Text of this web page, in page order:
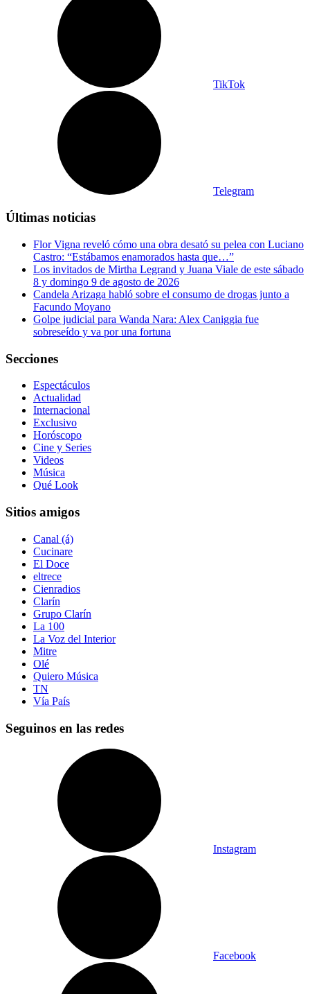
TikTok
Telegram
Últimas noticias
Flor Vigna reveló cómo una obra desató su pelea con Luciano
Castro: “Estábamos enamorados hasta que…”
Los invitados de Mirtha Legrand y Juana Viale de este sábado
8 y domingo 9 de agosto de 2026
Candela Arizaga habló sobre el consumo de drogas junto a
Facundo Moyano
Golpe judicial para Wanda Nara: Alex Caniggia fue
sobreseído y va por una fortuna
Secciones
Espectáculos
Actualidad
Internacional
Exclusivo
Horóscopo
Cine y Series
Videos
Música
Qué Look
Sitios amigos
Canal (á)
Cucinare
El Doce
eltrece
Cienradios
Clarín
Grupo Clarín
La 100
La Voz del Interior
Mitre
Olé
Quiero Música
TN
Vía País
Seguinos en las redes
Instagram
Facebook